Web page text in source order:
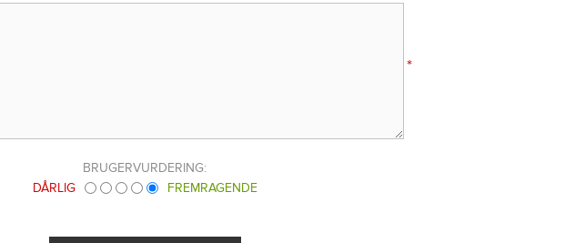
*
BRUGERVURDERING:
DÅRLIG
FREMRAGENDE